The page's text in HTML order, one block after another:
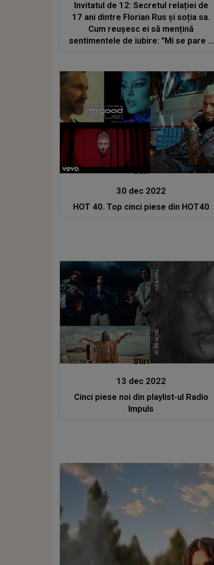
Invitatul de 12: Secretul relației de
17 ani dintre Florian Rus și soția sa.
Cum reușesc ei să mențină
sentimentele de iubire: "Mi se pare o
Stiri
30 dec 2022
HOT 40. Top cinci piese din HOT40
Stiri
13 dec 2022
Cinci piese noi din playlist-ul Radio
Impuls